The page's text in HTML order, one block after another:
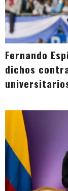
Fernando
dichos